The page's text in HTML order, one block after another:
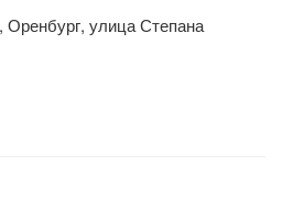
Оренбург, улица Степана